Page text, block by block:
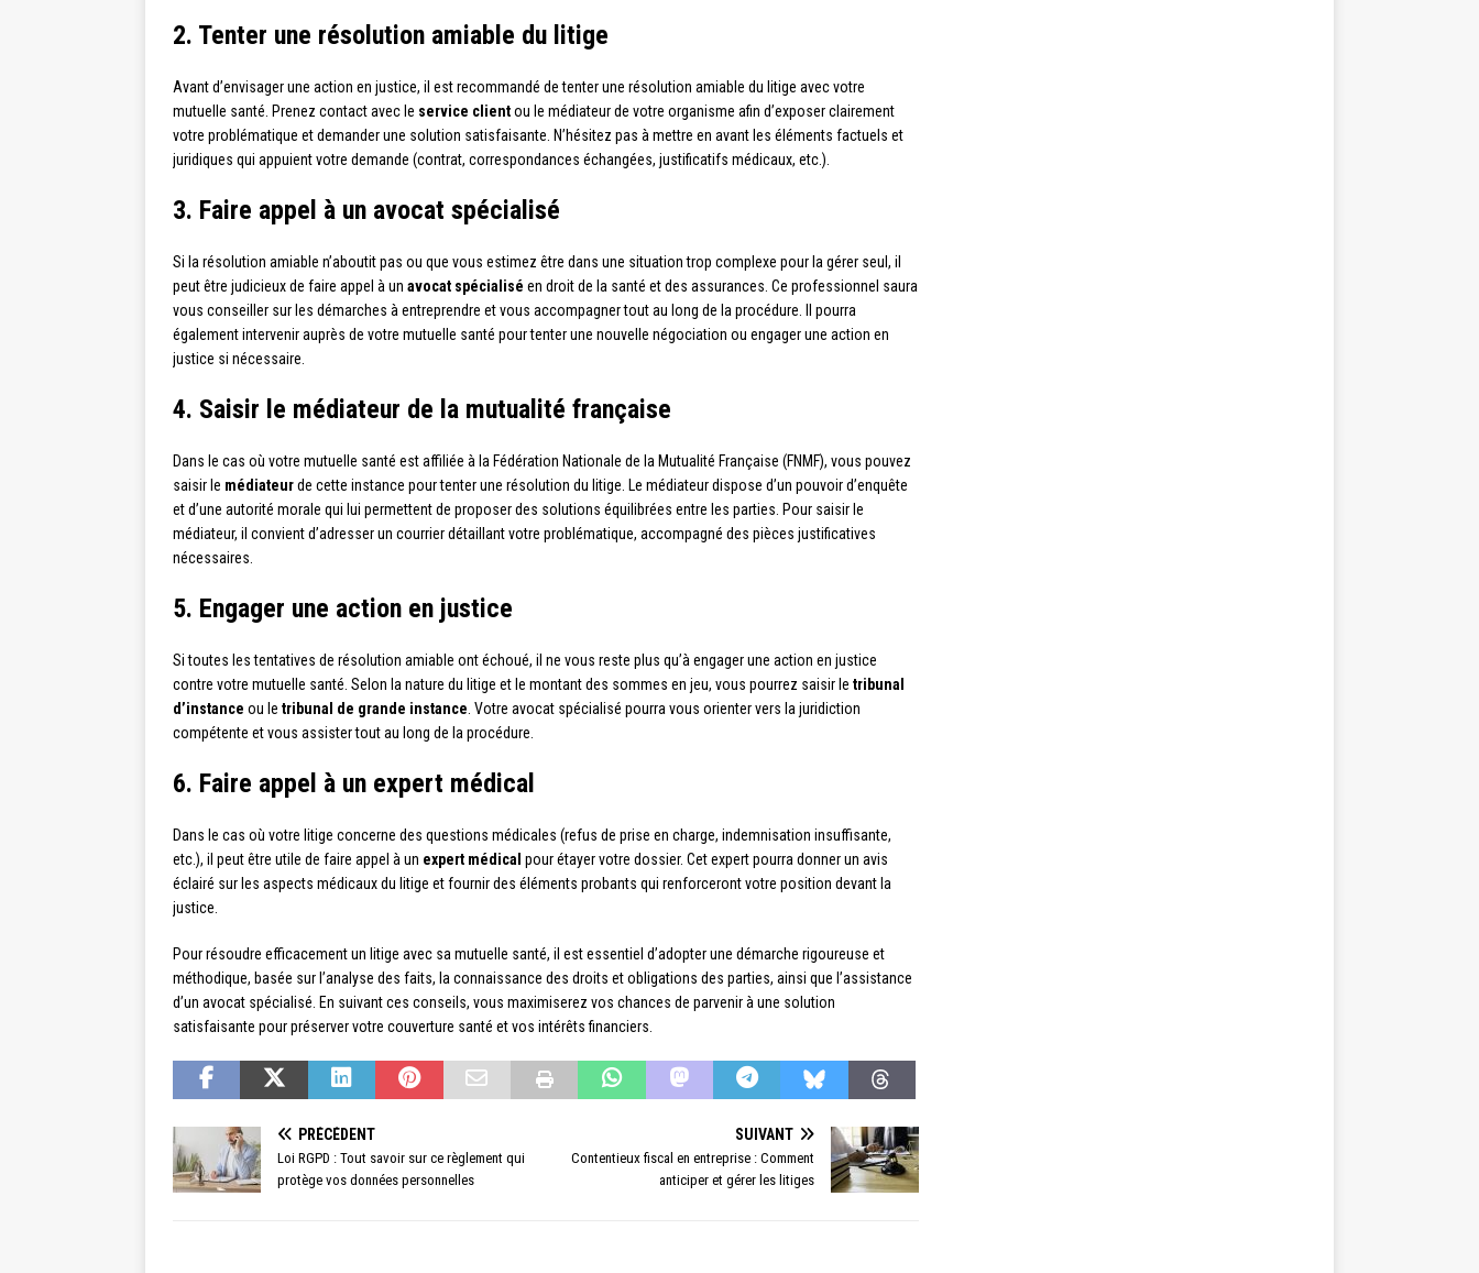
2. Tenter une résolution amiable du litige
Avant d’envisager une action en justice, il est recommandé de tenter une résolution amiable du litige avec votre
mutuelle santé. Prenez contact avec le service clientou le médiateur de votre organisme afin d’exposer clairement
votre problématique et demander une solution satisfaisante. N’hésitez pas à mettre en avant les éléments factuels et
juridiques qui appuient votre demande (contrat, correspondances échangées, justificatifs médicaux, etc.).
3. Faire appel à un avocat spécialisé
Si la résolution amiable n’aboutit pas ou que vous estimez être dans une situation trop complexe pour la gérer seul, il
peut être judicieux de faire appel à un avocat spécialisé en droit de la santé et des assurances. Ce professionnel saura
vous conseiller sur les démarches à entreprendre et vous accompagner tout au long de la procédure. Il pourra
également intervenir auprès de votre mutuelle santé pour tenter une nouvelle négociation ou engager une action en
justice si nécessaire.
4. Saisir le médiateur de la mutualité française
Dans le cas où votre mutuelle santé est affiliée à la Fédération Nationale de la Mutualité Française (FNMF), vous pouvez
saisir le médiateurde cette instance pour tenter une résolution du litige. Le médiateur dispose d’un pouvoir d’enquête
et d’une autorité morale qui lui permettent de proposer des solutions équilibrées entre les parties. Pour saisir le
médiateur, il convient d’adresser un courrier détaillant votre problématique, accompagné des pièces justificatives
nécessaires.
5. Engager une action en justice
Si toutes les tentatives de résolution amiable ont échoué, il ne vous reste plus qu’à engager une action en justice
contre votre mutuelle santé. Selon la nature du litige et le montant des sommes en jeu, vous pourrez saisir le tribunal
d’instance ou le tribunal de grande instance . Votre avocat spécialisé pourra vous orienter vers la juridiction
compétente et vous assister tout au long de la procédure.
6. Faire appel à un expert médical
Dans le cas où votre litige concerne des questions médicales (refus de prise en charge, indemnisation insuffisante,
etc.), il peut être utile de faire appel à un expert médical pour étayer votre dossier. Cet expert pourra donner un avis
éclairé sur les aspects médicaux du litige et fournir des éléments probants qui renforceront votre position devant la
justice.
Pour résoudre efficacement un litige avec sa mutuelle santé, il est essentiel d’adopter une démarche rigoureuse et
méthodique, basée sur l’analyse des faits, la connaissance des droits et obligations des parties, ainsi que l’assistance
d’un avocat spécialisé. En suivant ces conseils, vous maximiserez vos chances de parvenir à une solution
satisfaisante pour préserver votre couverture santé et vos intérêts financiers.
PRÉCÉDENT
Loi RGPD : Tout savoir sur ce règlement qui
protège vos données personnelles
SUIVANT
Contentieux fiscal en entreprise : Comment
anticiper et gérer les litiges